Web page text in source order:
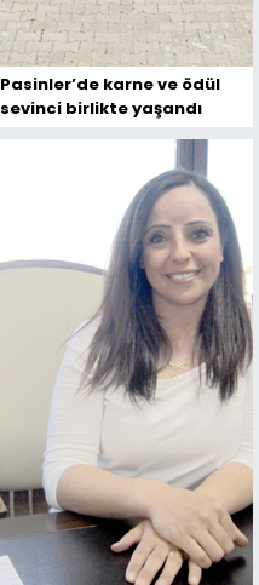
Pasinler’de karne ve ödül
sevinci birlikte yaşandı